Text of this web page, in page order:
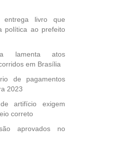
entrega livro que
política ao prefeito
lamenta atos
em Brasília
de pagamentos
2023
artifício exigem
correto
aprovados no